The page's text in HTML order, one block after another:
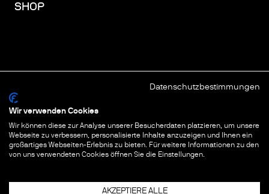
Datenschutzbestimmungen
Wir verwenden Cookies
Wir können diese zur Analyse unserer Besucherdaten platzieren, um unsere
Webseite zu verbessern, personalisierte Inhalte anzuzeigen und Ihnen ein
großartiges Webseiten-Erlebnis zu bieten. Für weitere Informationen zu den
von uns verwendeten Cookies öffnen Sie die Einstellungen.
AKZEPTIERE ALLE
SHOP
LINKEDINTHREADS
IMPRESSUM
DATENSCHUTZ